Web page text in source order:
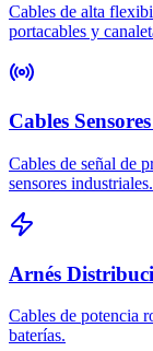
Cables de alta
portacables y
Cables
Cables de señal de
sensores industriales.
Arnés
Cables de potencia
baterías.